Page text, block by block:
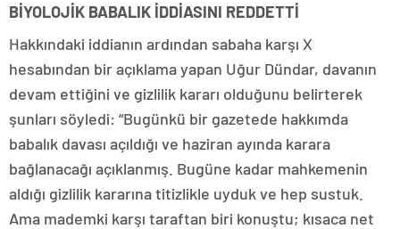
BİYOLOJİK BABALIK İDDİASINI REDDETTİ
Hakkındaki iddianın ardından sabaha karşı X
hesabından bir açıklama yapan Uğur Dündar, davanın
devam ettiğini ve gizlilik kararı olduğunu belirterek
şunları söyledi: “Bugünkü bir gazetede hakkımda
babalık davası açıldığı ve haziran ayında karara
bağlanacağı açıklanmış. Bugüne kadar mahkemenin
aldığı gizlilik kararına titizlikle uyduk ve hep sustuk.
Ama mademki karşı taraftan biri konuştu; kısaca net